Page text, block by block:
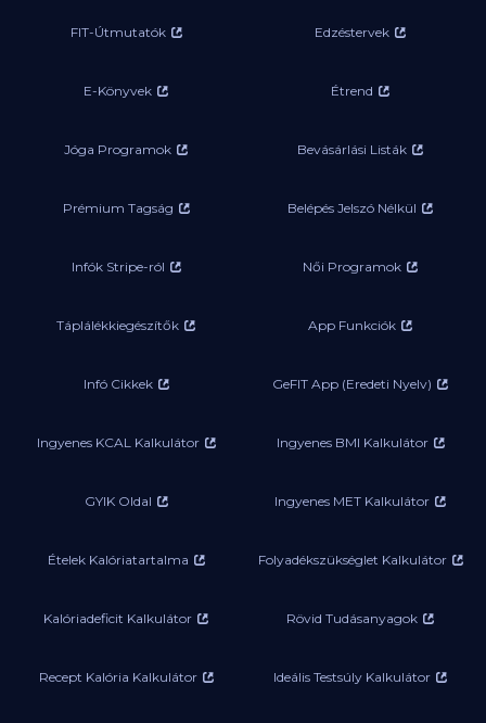
FIT-Útmutatók Edzéstervek
E-Könyvek Étrend
Jóga Programok Bevásárlási Listák
Prémium Tagság Belépés Jelszó Nélkül
Infók Stripe-ról Női Programok
Táplálékkiegészítők App Funkciók
Infó Cikkek GeFIT App (Eredeti Nyelv)
Ingyenes KCAL Kalkulátor Ingyenes BMI Kalkulátor
GYIK Oldal Ingyenes MET Kalkulátor
Ételek Kalóriatartalma Folyadékszükséglet Kalkulátor
Kalóriadeficit Kalkulátor Rövid Tudásanyagok
Recept Kalória Kalkulátor Ideális Testsúly Kalkulátor